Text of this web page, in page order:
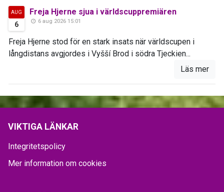
AUG
6
Freja Hjerne sjua i världscuppremiären
6 aug 2026 15:01
Freja Hjerne stod för en stark insats när världscupen i
långdistans avgjordes i Vyšší Brod i södra Tjeckien...
Läs mer
VIKTIGA LÄNKAR
Integritetspolicy
Mer information om cookies